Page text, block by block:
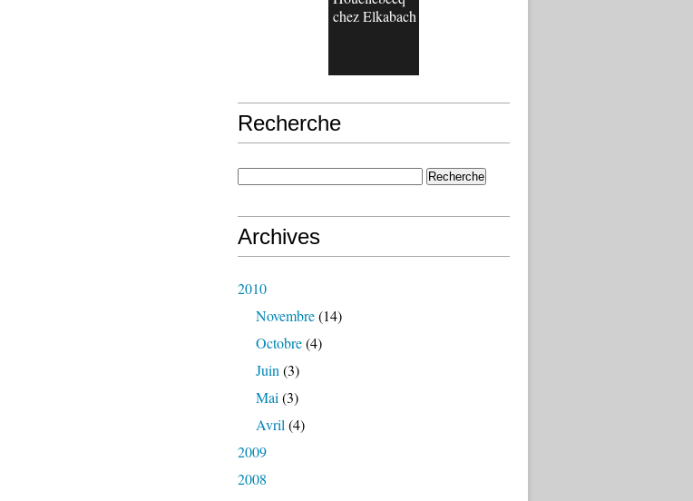
chez Elkabach
Recherche
Archives
2010
Novembre(14)
Octobre(4)
Juin (3)
Mai (3)
Avril (4)
2009
2008